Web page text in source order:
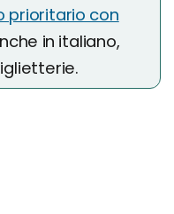
prioritario con
in italiano,